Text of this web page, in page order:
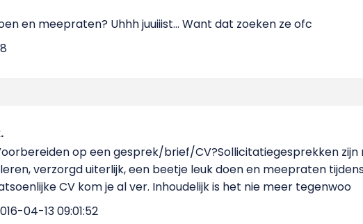
en meepraten? Uhhh juuiiist... Want dat zoeken ze ofc
op een gesprek/brief/CV?Sollicitatiegesprekken
verzorgd uiterlijk, een beetje leuk doen en meepraten
CV kom je al ver. Inhoudelijk is het nie meer tegenwoo
04-13 09:01:52